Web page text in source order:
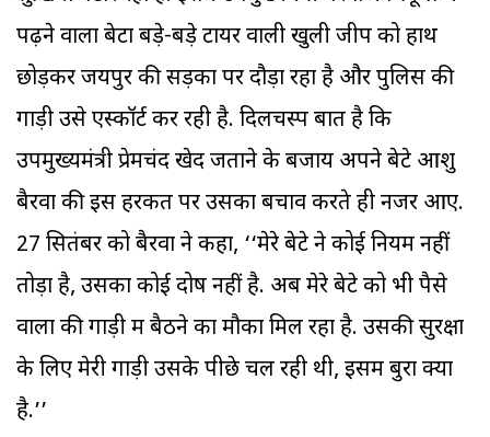
पढ़ने वाला बेटा बड़े-बड़े टायर वाली खुली जीप को हाथ
छोड़कर जयपुर की सड़कों पर दौड़ा रहा है और पुलिस की
गाड़ी उसे एस्कॉर्ट कर रही है. दिलचस्प बात है कि
उपमुख्यमंत्री प्रेमचंद खेद जताने के बजाय अपने बेटे आशु
बैरवा की इस हरकत पर उसका बचाव करते ही नजर आए.
27 सितंबर को बैरवा ने कहा, ‘‘मेरे बेटे ने कोई नियम नहीं
तोड़ा है, उसका कोई दोष नहीं है. अब मेरे बेटे को भी पैसे
वालों की गाड़ी में बैठने का मौका मिल रहा है. उसकी सुरक्षा
के लिए मेरी गाड़ी उसके पीछे चल रही थी, इसमें बुरा क्या
है.’’